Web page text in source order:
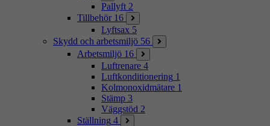
Pallyft 2
Tillbehör 16
Lyftsax 5
Skydd och arbetsmiljö 56
Arbetsmiljö 16
Luftrenare 4
Luftkonditionering 1
Kolmonoxidmätare 1
Stämp 3
Väggstöd 2
Ställning 4